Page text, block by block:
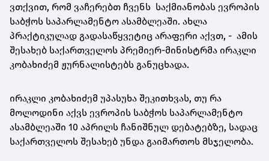
ვთქვით, რომ ვაჩერებთ ჩვენს საქმიანობას ევროპის
საბჭოს საპარლამენტო ასამბლეაში. ახლა
პრაქტიკულად გადასაწყვეტიც არაფერი აქვთ, - ამის
შესახებ საქართველოს პრემიერ-მინისტრმა ირაკლი
კობახიძემ ჟურნალისტებს განუცხადა.
ირაკლი კობახიძემ უპასუხა შეკითხვას, თუ რა
მოლოდინი აქვს ევროპის საბჭოს საპარლამენტო
ასამბლეაში 10 აპრილს ჩანიშნულ დებატებზე, სადაც
საქართველოს შესახებ უნდა გაიმართოს მსჯელობა.